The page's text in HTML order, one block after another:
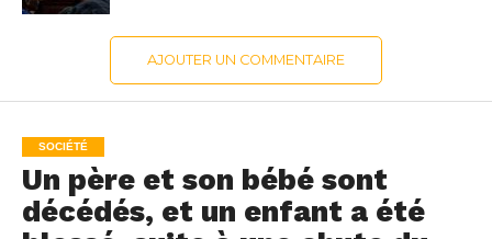
AJOUTER UN COMMENTAIRE
SOCIÉTÉ
Un père et son bébé sont
décédés, et un enfant a été